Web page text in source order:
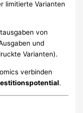
limitierte Varianten
von
und
Varianten).
verbinden
.